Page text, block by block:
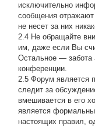
исключительно
сообщения
не несет за них
2.4 Не обращайте
им, даже если Вы
Остальное — забота
конференции.
2.5 Форум является
следит за
вмешивается в его
является
настоящих правил,